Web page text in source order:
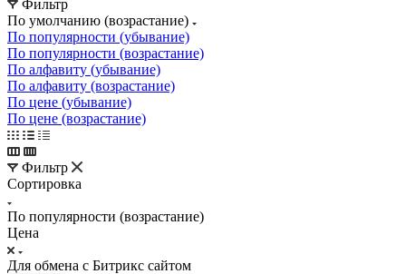
Фильтр
По умолчанию (возрастание)
По популярности (убывание)
По популярности (возрастание)
По алфавиту (убывание)
По алфавиту (возрастание)
По цене (убывание)
По цене (возрастание)
Фильтр
Сортировка
По популярности (возрастание)
Цена
Для обмена с Битрикс сайтом